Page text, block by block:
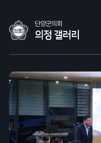
단양군의회
의정 갤러리